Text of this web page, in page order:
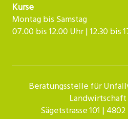
Kurse
Montag bis Samstag
07.00 bis 12.00 Uhr | 12.30 bis
Beratungsstelle für
Landwirtschaft
Sägetstrasse 101 |